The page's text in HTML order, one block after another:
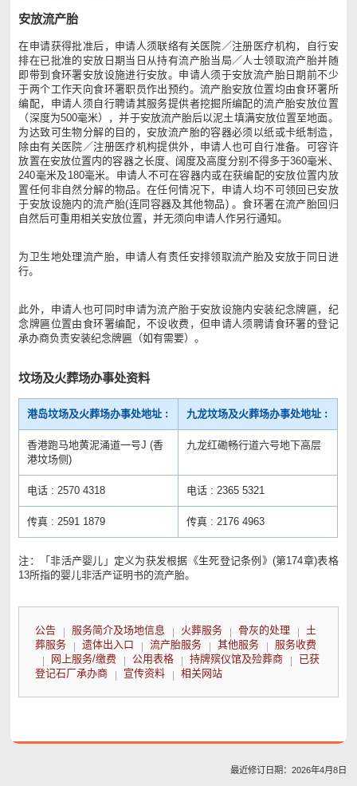
安放流产胎
在申请获得批准后，申请人须联络有关医院／注册医疗机构，自行安
排在已批准的安放日期当日从持有流产胎当局／人士领取流产胎并随
即带到食环署安放设施进行安放。申请人须于安放流产胎日期前不少
于两个工作天向食环署职员作出预约。流产胎安放位置均由食环署所
编配，申请人须自行聘请其服务提供者挖掘所编配的流产胎安放位置
（深度为500毫米），并于安放流产胎后以泥土填满安放位置至地面。
为达致可生物分解的目的，安放流产胎的容器必须以纸或卡纸制造，
除由有关医院／注册医疗机构提供外，申请人也可自行准备。可容许
放置在安放位置内的容器之长度、阔度及高度分别不得多于360毫米、
240毫米及180毫米。申请人不可在容器内或在获编配的安放位置内放
置任何非自然分解的物品。在任何情况下，申请人均不可领回已安放
于安放设施内的流产胎(连同容器及其他物品) 。食环署在流产胎回归
自然后可重用相关安放位置，并无须向申请人作另行通知。
为卫生地处理流产胎，申请人有责任安排领取流产胎及安放于同日进
行。
此外，申请人也可同时申请为流产胎于安放设施内安装纪念牌匾，纪
念牌匾位置由食环署编配，不设收费，但申请人须聘请食环署的登记
承办商负责安装纪念牌匾（如有需要）。
坟场及火葬场办事处资料
港岛坟场及火葬场办事处地址 : 九龙坟场及火葬场办事处地址 :
香港跑马地黄泥涌道一号J (香
港坟场侧)
九龙红磡畅行道六号地下高层
电话 : 2570 4318 电话 : 2365 5321
传真 : 2591 1879 传真 : 2176 4963
注：「非活产婴儿」定义为获发根据《生死登记条例》(第174章)表格
13所指的婴儿非活产证明书的流产胎。
公告 服务简介及场地信息 火葬服务 骨灰的处理
土
葬服务
遗体出入口 流产胎服务 其他服务
服务收费
网上服务/缴费
公用表格 持牌殡仪馆及殓葬商
已获
登记石厂承办商
宣传资料 相关网站
最近修订日期：2026年4月8日